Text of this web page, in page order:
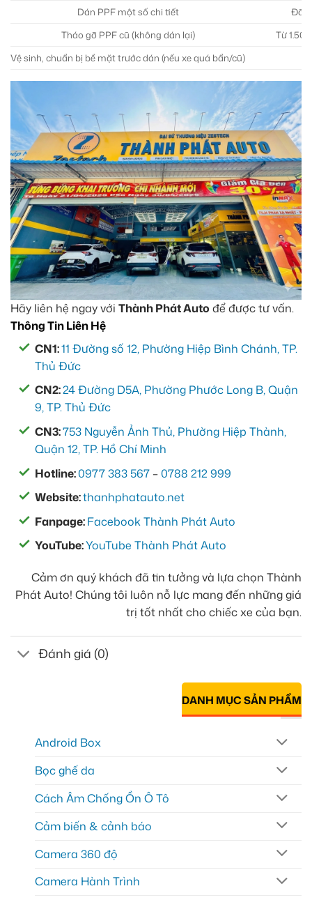
Dán PPF một số chi tiết
Đã
Tháo gỡ PPF cũ (không dán lại)
Từ
Vệ sinh, chuẩn bị bề mặt trước dán (nếu xe quá bẩn/cũ)
Hãy liên hệ ngay với Thành Phát Auto để được tư vấn.
Thông Tin Liên Hệ
CN1:11 Đường số 12, Phường Hiệp Bình Chánh, TP.
Thủ Đức
CN2:24 Đường D5A, Phường Phước Long B, Quận
9, TP. Thủ Đức
CN3:753 Nguyễn Ảnh Thủ, Phường Hiệp Thành,
Quận 12, TP. Hồ Chí Minh
Hotline:0977 383 567 –0788 212 999
Website:thanhphatauto.net
Fanpage:Facebook Thành Phát Auto
YouTube:YouTube Thành Phát Auto
Cảm ơn quý khách đã tin tưởng và lựa chọn Thành
Phát Auto! Chúng tôi luôn nỗ lực mang đến những giá
trị tốt nhất cho chiếc xe của bạn.
Đánh giá (0)
DANH MỤC SẢN PHẨM
Android Box
Bọc ghế da
Cách Âm Chống Ồn Ô Tô
Cảm biến & cảnh báo
Camera 360 độ
Camera Hành Trình